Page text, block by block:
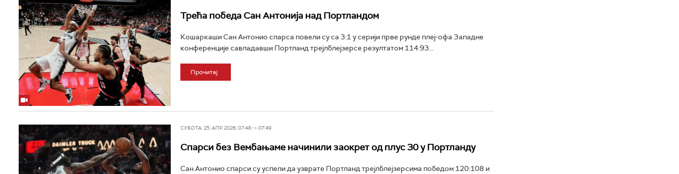
Трећа победа Сан Антонија над Портландом
Кошаркаши Сан Антонио спарса повели су са 3:1 у серији прве рунде плеј-офа Западне
конференције савладавши Портланд трејлблејзерсе резултатом 114:93...
Прочитај
СУБОТА, 25. АПР 2026, 07:48 -> 07:49
Спарси без Вембањаме начинили заокрет од плус 30 у Портланду
Сан Антонио спарси су успели да узврате Портланд трејлблејзерсима победом 120:108 и